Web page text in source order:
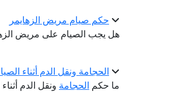
حكم صيام مريض الزهايمر
هل يجب الصيام على مريض
الحجامة ونقل الدم أثناء
ما حكم الحجامة ونقل الدم